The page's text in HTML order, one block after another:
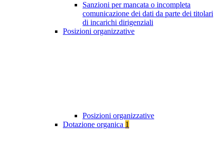
Sanzioni per mancata o incompleta
comunicazione dei dati da parte dei titolari
di incarichi dirigenziali
Posizioni organizzative
Posizioni organizzative
Dotazione organica 1